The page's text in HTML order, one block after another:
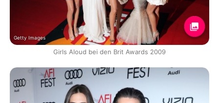
Getty Images
Girls Aloud bei den Brit Awards 2009